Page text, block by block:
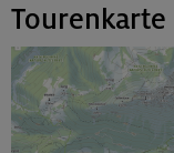
Tourenkarte